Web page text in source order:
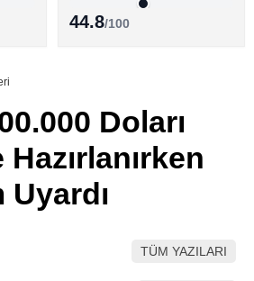
Youtube
TikTok
44.8/100
Doları
TÜM YAZILARI